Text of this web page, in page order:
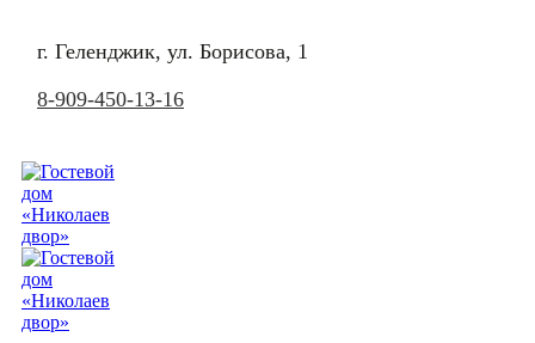
г. Геленджик, ул. Борисова, 1
8-909-450-13-16